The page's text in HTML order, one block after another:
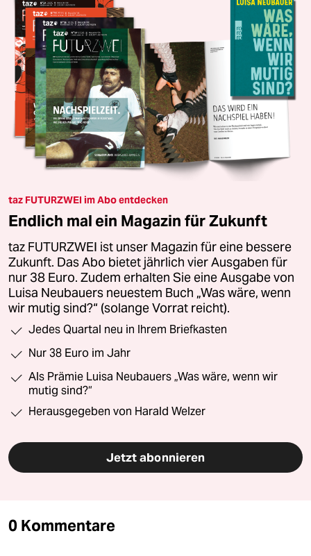
taz FUTURZWEI im Abo entdecken
Endlich mal ein Magazin für Zukunft
taz FUTURZWEI ist unser Magazin für eine bessere
Zukunft. Das Abo bietet jährlich vier Ausgaben für
nur 38 Euro. Zudem erhalten Sie eine Ausgabe von
Luisa Neubauers neuestem Buch „Was wäre, wenn
wir mutig sind?“ (solange Vorrat reicht).
Jedes Quartal neu in Ihrem Briefkasten
Nur 38 Euro im Jahr
Als Prämie Luisa Neubauers „Was wäre, wenn wir
mutig sind?“
Herausgegeben von Harald Welzer
Jetzt abonnieren
0 Kommentare